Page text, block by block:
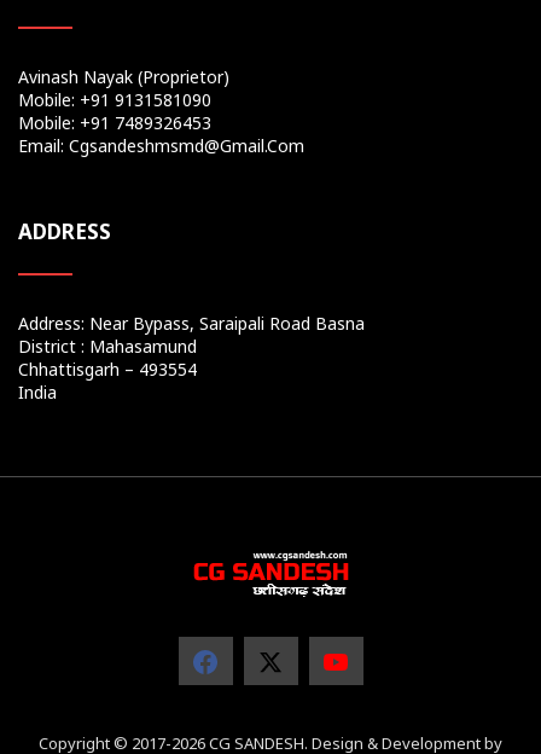
Avinash Nayak (Proprietor)
Mobile: +91 9131581090
Mobile: +91 7489326453
Email: Cgsandeshmsmd@gmail.com
ADDRESS
Address: Near Bypass, Saraipali Road Basna
District : Mahasamund
Chhattisgarh – 493554
India
Copyright © 2017-2026 CG SANDESH. Design & Development by